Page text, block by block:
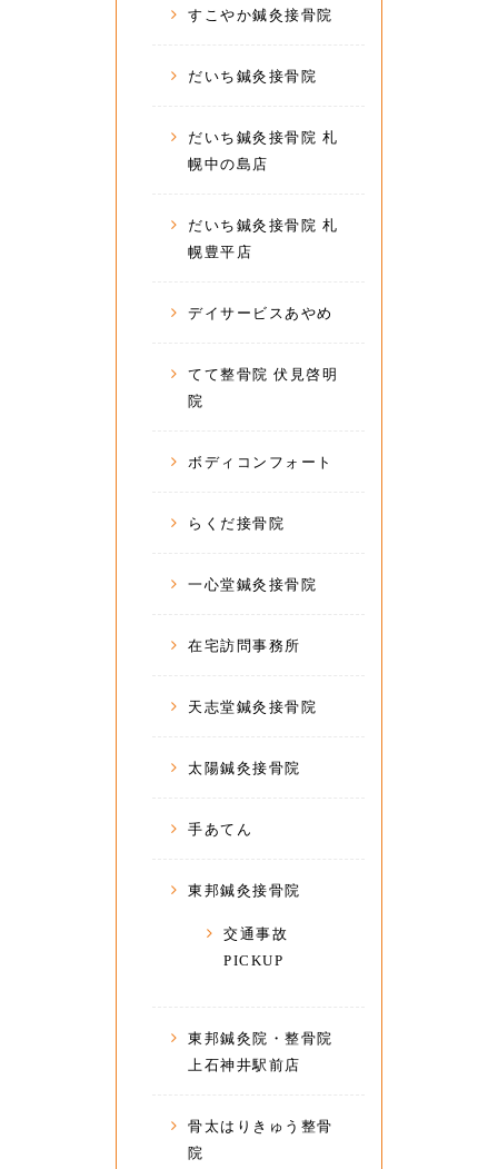
すこやか鍼灸接骨院
だいち鍼灸接骨院
だいち鍼灸接骨院 札
幌中の島店
だいち鍼灸接骨院 札
幌豊平店
デイサービスあやめ
てて整骨院 伏見啓明
院
ボディコンフォート
らくだ接骨院
一心堂鍼灸接骨院
在宅訪問事務所
天志堂鍼灸接骨院
太陽鍼灸接骨院
手あてん
東邦鍼灸接骨院
交通事故
PICKUP
東邦鍼灸院・整骨院
上石神井駅前店
骨太はりきゅう整骨
院